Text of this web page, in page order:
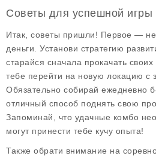
Советы для успешной игры
Итак, советы пришли! Первое — не
деньги. Установи стратегию
старайся сначала прокачать
тебе перейти на новую локацию с
Обязательно собирай ежедневно
отличный способ поднять свою
Запоминай, что удачные комбо
могут принести тебе кучу опыта!
Также обрати внимание на